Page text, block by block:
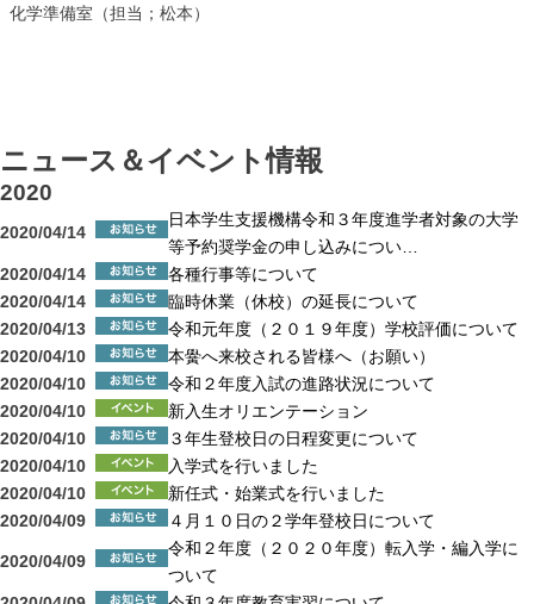
化学準備室（担当；松本）
ニュース＆イベント情報
2020
2020/04/14
日本学生支援機構令和３年度進学者対象の大学
等予約奨学金の申し込みについ…
2020/04/14
各種行事等について
2020/04/14
臨時休業（休校）の延長について
2020/04/13
令和元年度（２０１９年度）学校評価について
2020/04/10
本黌へ来校される皆様へ（お願い）
2020/04/10
令和２年度入試の進路状況について
2020/04/10
新入生オリエンテーション
2020/04/10
３年生登校日の日程変更について
2020/04/10
入学式を行いました
2020/04/10
新任式・始業式を行いました
2020/04/09
４月１０日の２学年登校日について
2020/04/09
令和２年度（２０２０年度）転入学・編入学に
ついて